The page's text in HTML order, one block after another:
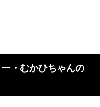
・むかひちゃんの